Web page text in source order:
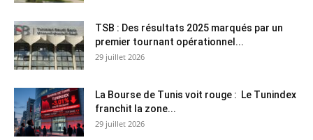
TSB : Des résultats 2025 marqués par un
premier tournant opérationnel...
29 juillet 2026
La Bourse de Tunis voit rouge : Le Tunindex
franchit la zone...
29 juillet 2026